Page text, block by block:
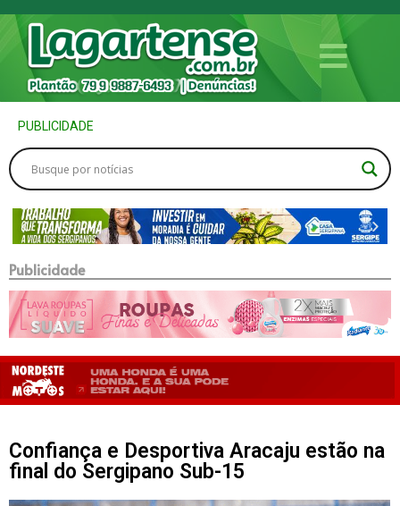
PUBLICIDADE
Publicidade
Confiança e Desportiva Aracaju estão na
final do Sergipano Sub-15